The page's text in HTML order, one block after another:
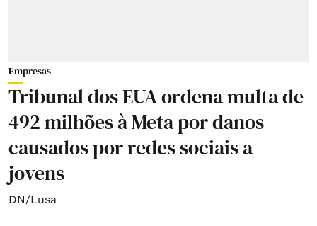
Empresas
Tribunal dos EUA ordena multa de
492 milhões à Meta por danos
causados por redes sociais a
jovens
DN/Lusa